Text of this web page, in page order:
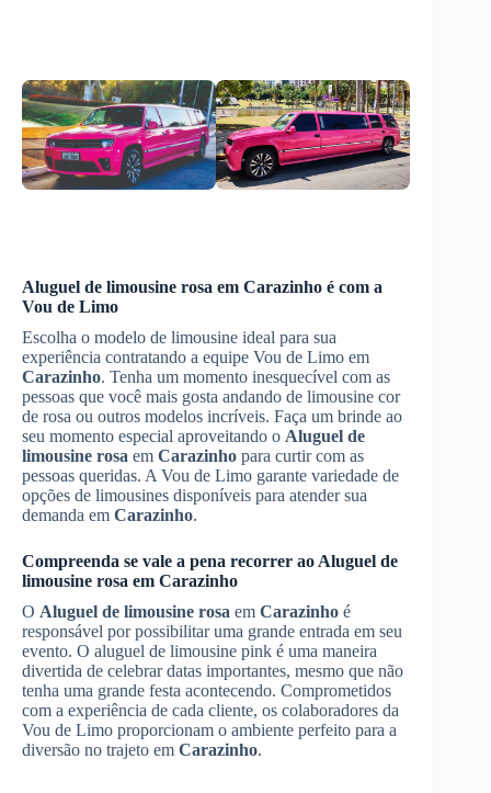
Aluguel de limousine rosa em Carazinho é com a
Vou de Limo
Escolha o modelo de limousine ideal para sua
experiência contratando a equipe Vou de Limo em
Carazinho. Tenha um momento inesquecível com as
pessoas que você mais gosta andando de limousine cor
de rosa ou outros modelos incríveis. Faça um brinde ao
seu momento especial aproveitando o Aluguel de
limousine rosa em Carazinho para curtir com as
pessoas queridas. A Vou de Limo garante variedade de
opções de limousines disponíveis para atender sua
demanda em Carazinho.
Compreenda se vale a pena recorrer ao Aluguel de
limousine rosa em Carazinho
O Aluguel de limousine rosa em Carazinho é
responsável por possibilitar uma grande entrada em seu
evento. O aluguel de limousine pink é uma maneira
divertida de celebrar datas importantes, mesmo que não
tenha uma grande festa acontecendo. Comprometidos
com a experiência de cada cliente, os colaboradores da
Vou de Limo proporcionam o ambiente perfeito para a
diversão no trajeto em Carazinho.